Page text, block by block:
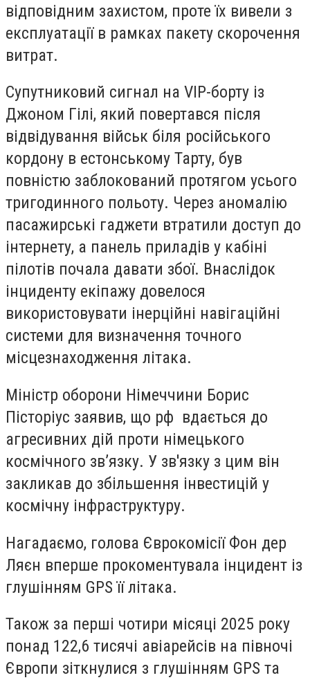
відповідним захистом, проте їх вивели з
експлуатації в рамках пакету скорочення
витрат.
Супутниковий сигнал на VIP-борту із
Джоном Гілі, який повертався після
відвідування військ біля російського
кордону в естонському Тарту, був
повністю заблокований протягом усього
тригодинного польоту. Через аномалію
пасажирські гаджети втратили доступ до
інтернету, а панель приладів у кабіні
пілотів почала давати збої. Внаслідок
інциденту екіпажу довелося
використовувати інерційні навігаційні
системи для визначення точного
місцезнаходження літака.
Міністр оборони Німеччини Борис
Пісторіус заявив, що рф вдається до
агресивних дій проти німецького
космічного зв’язку. У зв'язку з цим він
закликав до збільшення інвестицій у
космічну інфраструктуру.
Нагадаємо, голова Єврокомісії Фон дер
Ляєн вперше прокоментувала інцидент із
глушінням GPS її літака.
Також за перші чотири місяці 2025 року
понад 122,6 тисячі авіарейсів на півночі
Європи зіткнулися з глушінням GPS та